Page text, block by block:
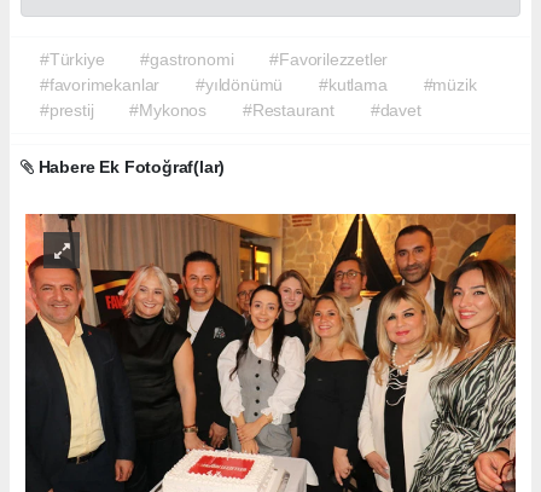
#Türkiye #gastronomi
#Favorilezzetler
#favorimekanlar
#yıldönümü #kutlama
#müzik
#prestij
#Mykonos #Restaurant #davet
Habere Ek Fotoğraf(lar)